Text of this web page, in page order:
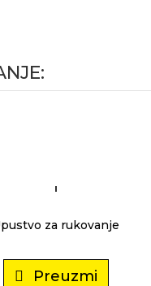
za rukovanje
Preuzmi